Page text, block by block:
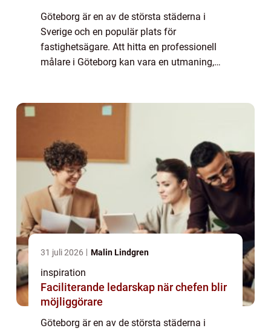
Göteborg är en av de största städerna i
Sverige och en populär plats för
fastighetsägare. Att hitta en professionell
målare i Göteborg kan vara en utmaning,
31 juli 2026 Malin Lindgren
inspiration
Faciliterande ledarskap när chefen blir
möjliggörare
Göteborg är en av de största städerna i